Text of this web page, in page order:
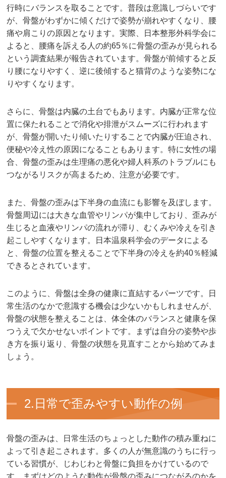
行時にバランスを取ることです。普段は意識しづらいです
が、骨盤がわずかに傾くだけで姿勢が崩れやすくなり、腰
痛や肩こりの原因となります。実際、日本整形外科学会に
よると、腰痛を訴える人の約65％に骨盤の歪みが見られる
という調査結果が報告されています。骨盤が前傾すると反
り腰になりやすく、逆に後傾すると猫背のような姿勢にな
りやすくなります。
さらに、骨盤は内臓の土台でもあります。内臓が正常な位
置に保たれることで消化や排泄がスムーズに行われます
が、骨盤が開いたり傾いたりすることで内臓が圧迫され、
便秘や冷え性の原因になることもあります。特に女性の場
合、骨盤の歪みは生理痛の悪化や婦人科系のトラブルにも
つながるリスクが高まるため、注意が必要です。
また、骨盤の歪みは下半身の血流にも影響を及ぼします。
骨盤周辺には大きな血管やリンパが集中しており、歪みが
生じると血液やリンパの流れが滞り、むくみや冷えを引き
起こしやすくなります。日本温泉科学会のデータによる
と、骨盤の位置を整えることで下半身の冷えを約40％軽減
できるとされています。
このように、骨盤は全身の健康に直結するパーツです。日
常生活のなかで意識する機会は少ないかもしれませんが、
骨盤の状態を整えることは、体全体のバランスと健康を保
つうえで欠かせないポイントです。まずは自分の姿勢や歩
き方を振り返り、骨盤の状態を見直すことから始めてみま
しょう。
2.日常で歪みやすい動作の例
骨盤の歪みは、日常生活のちょっとした動作の積み重ねに
よって引き起こされます。多くの人が無意識のうちに行っ
ている習慣が、じわじわと骨盤に負担をかけているので
す。まずはどのような動作が骨盤の歪みにつながるのかを